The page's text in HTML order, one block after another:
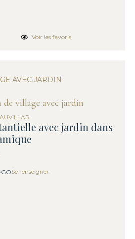
Voir les favoris
AVEC JARDIN
AUVILLAR
avec jardin dans
GOSe renseigner